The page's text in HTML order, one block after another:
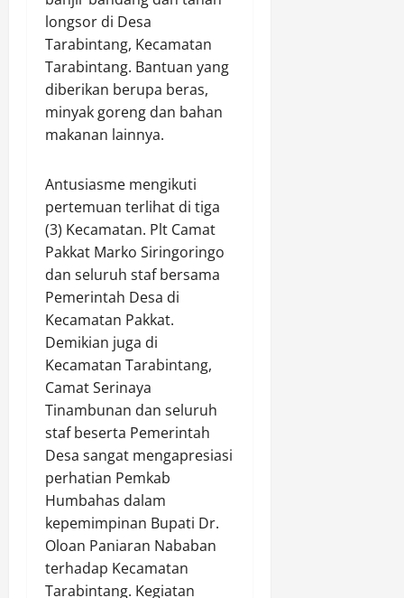
longsor di Desa
Tarabintang, Kecamatan
Tarabintang. Bantuan yang
diberikan berupa beras,
minyak goreng dan bahan
makanan lainnya.
Antusiasme mengikuti
pertemuan terlihat di tiga
(3) Kecamatan. Plt Camat
Pakkat Marko Siringoringo
dan seluruh staf bersama
Pemerintah Desa di
Kecamatan Pakkat.
Demikian juga di
Kecamatan Tarabintang,
Camat Serinaya
Tinambunan dan seluruh
staf beserta Pemerintah
Desa sangat mengapresiasi
perhatian Pemkab
Humbahas dalam
kepemimpinan Bupati Dr.
Oloan Paniaran Nababan
terhadap Kecamatan
Tarabintang. Kegiatan